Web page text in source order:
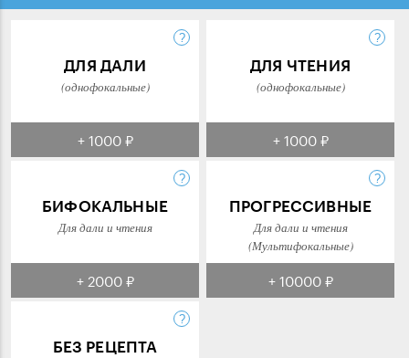
ДЛЯ ДАЛИ
(однофокальные)
+ 1000 ₽
ДЛЯ ЧТЕНИЯ
(однофокальные)
+ 1000 ₽
БИФОКАЛЬНЫЕ
Для дали и чтения
+ 2000 ₽
ПРОГРЕССИВНЫЕ
Для дали и чтения
(Мультифокальные)
+ 10000 ₽
БЕЗ РЕЦЕПТА